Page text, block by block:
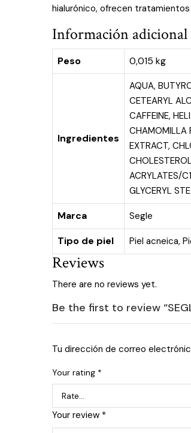
hialurónico, ofrecen
Información adicional
Peso 0,015 kg
Ingredientes
AQUA,
CETEARYL
CAFFEINE,
CHAMOMILLA
EXTRACT,
ACRYLATES/
GLYCERYL
Marca Segle
Tipo de piel Piel acneica,
Reviews
There are no reviews yet.
Be the first to review
Tu dirección de correo
Your rating *
Your review *